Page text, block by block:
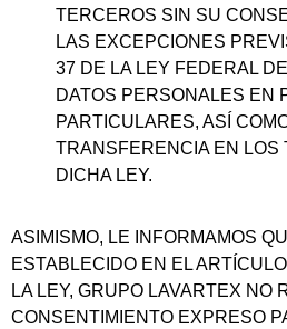
TERCEROS SIN SU
LAS EXCEPCIONES
37 DE LA LEY FEDERAL
DATOS PERSONALES EN
PARTICULARES, ASÍ
TRANSFERENCIA EN LOS
DICHA LEY.
ASIMISMO, LE INFORMAMOS
ESTABLECIDO EN EL
LA LEY, GRUPO LAVARTEX NO
CONSENTIMIENTO EXPRESO